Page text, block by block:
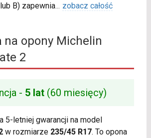
B) zapewnia... zobacz całość
na opony Michelin
2
- 5 lat (60 miesięcy)
5-letniej gwarancji na model
w rozmiarze 235/45 R17. To opona